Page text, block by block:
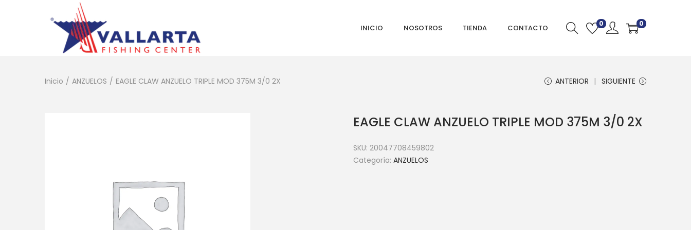
INICIO NOSOTROS TIENDA CONTACTO 0 0
Inicio / ANZUELOS / EAGLE CLAW ANZUELO TRIPLE MOD 375M 3/0 2X ANTERIOR SIGUIENTE
EAGLE CLAW ANZUELO TRIPLE MOD 375M 3/0 2X
SKU: 20047708459802
Categoría: ANZUELOS